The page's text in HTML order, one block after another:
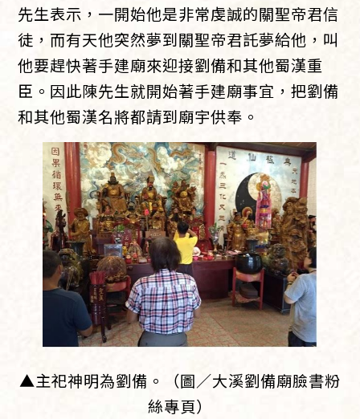
先生表示，一開始他是非常虔誠的關聖帝君信
徒，而有天他突然夢到關聖帝君託夢給他，叫
他要趕快著手建廟來迎接劉備和其他蜀漢重
臣。因此陳先生就開始著手建廟事宜，把劉備
和其他蜀漢名將都請到廟宇供奉。
▲主祀神明為劉備。（圖／大溪劉備廟臉書粉
絲專頁）